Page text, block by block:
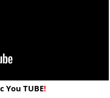
с You TUBE!